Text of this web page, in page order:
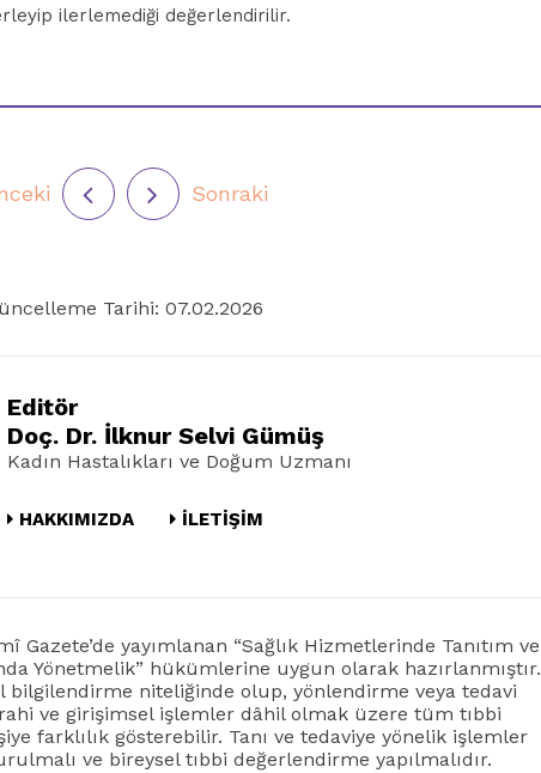
ilerlemediği değerlendirilir.
Sonraki
Tarihi: 07.02.2026
Editör
Doç. Dr. İlknur Selvi Gümüş
Kadın Hastalıkları ve Doğum Uzmanı
HAKKIMIZDA İLETİŞİM
Gazete’de yayımlanan “Sağlık Hizmetlerinde Tanıtım ve
Yönetmelik” hükümlerine uygun olarak hazırlanmıştır.
bilgilendirme niteliğinde olup, yönlendirme veya tedavi
ve girişimsel işlemler dâhil olmak üzere tüm tıbbi
farklılık gösterebilir. Tanı ve tedaviye yönelik işlemler
ve bireysel tıbbi değerlendirme yapılmalıdır.